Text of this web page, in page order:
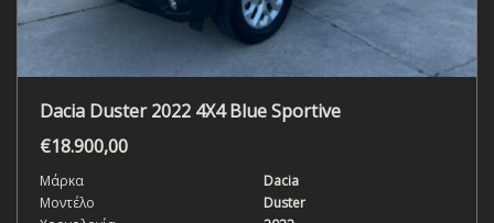
Dacia Duster 2022 4X4 Blue Sportive
€18.900,00
Μάρκα
Dacia
Μοντέλο
Duster